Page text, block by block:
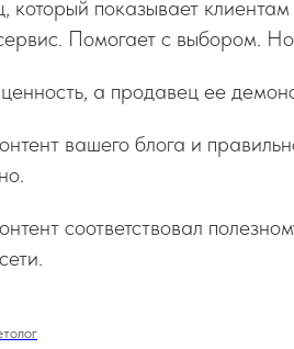
который показывает
Помогает с выбором. Но
а продавец ее
вашего блога и
соответствовал